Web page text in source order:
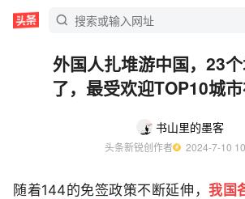
外国人扎堆游中国，23
了，最受欢迎TOP10城市
书山里的墨客
头条新锐创作者
2024-7-10
随着144的免签政策不断延伸，我国